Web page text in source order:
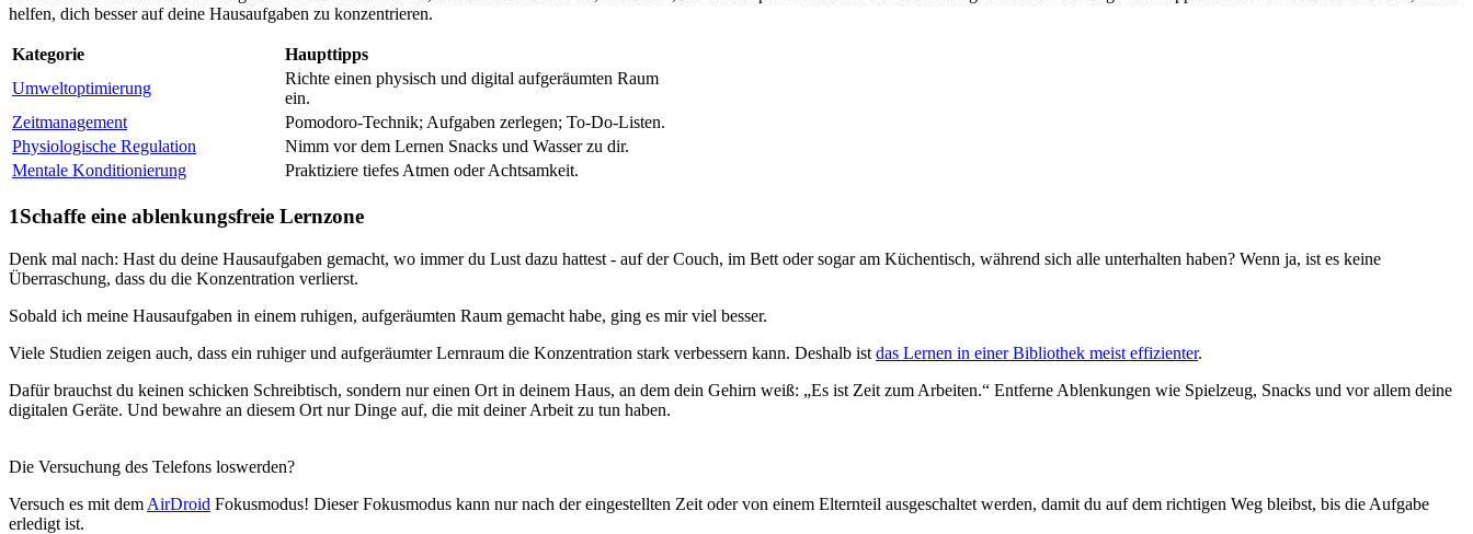
helfen, dich besser auf deine Hausaufgaben zu konzentrieren.
Kategorie
Haupttipps
Umweltoptimierung
Richte einen physisch und digital aufgeräumten Raum
ein.
Zeitmanagement
Pomodoro-Technik; Aufgaben zerlegen; To-Do-Listen.
Physiologische Regulation
Nimm vor dem Lernen Snacks und Wasser zu dir.
Mentale Konditionierung
Praktiziere tiefes Atmen oder Achtsamkeit.
1Schaffe eine ablenkungsfreie Lernzone
Denk mal nach: Hast du deine Hausaufgaben gemacht, wo immer du Lust dazu hattest - auf der Couch, im Bett oder sogar am Küchentisch, während sich alle unterhalten haben? Wenn ja, ist es keine
Überraschung, dass du die Konzentration verlierst.
Sobald ich meine Hausaufgaben in einem ruhigen, aufgeräumten Raum gemacht habe, ging es mir viel besser.
Viele Studien zeigen auch, dass ein ruhiger und aufgeräumter Lernraum die Konzentration stark verbessern kann. Deshalb ist das Lernen in einer Bibliothek meist effizienter.
Dafür brauchst du keinen schicken Schreibtisch, sondern nur einen Ort in deinem Haus, an dem dein Gehirn weiß: „Es ist Zeit zum Arbeiten.“ Entferne Ablenkungen wie Spielzeug, Snacks und vor allem deine
digitalen Geräte. Und bewahre an diesem Ort nur Dinge auf, die mit deiner Arbeit zu tun haben.
Die Versuchung des Telefons loswerden?
Versuch es mit dem AirDroid Fokusmodus! Dieser Fokusmodus kann nur nach der eingestellten Zeit oder von einem Elternteil ausgeschaltet werden, damit du auf dem richtigen Weg bleibst, bis die Aufgabe
erledigt ist.